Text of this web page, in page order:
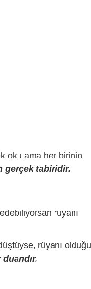
oku ama her birinin
gerçek tabiridir.
rüyanı
rüyanı olduğu